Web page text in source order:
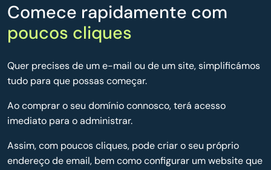
Comece rapidamente com
poucos cliques
Quer precises de um e-mail ou de um site, simplificámos
tudo para que possas começar.
Ao comprar o seu domínio connosco, terá acesso
imediato para o administrar.
Assim, com poucos cliques, pode criar o seu próprio
endereço de email, bem como configurar um website que